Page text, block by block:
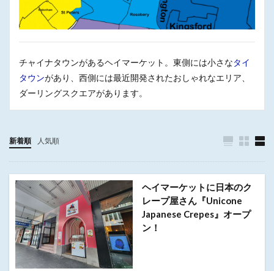
チャイナタウンがあるヘイマーケット。東側には小さなタイ
タウンがあり、西側には最近開発されたおしゃれなエリア、
ダーリングスクエアがあります。
新着順 人気順
ヘイマーケットに日本のク
レープ屋さん『Unicone
Japanese Crepes』オープ
ン！